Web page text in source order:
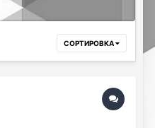
СОРТИРОВКА